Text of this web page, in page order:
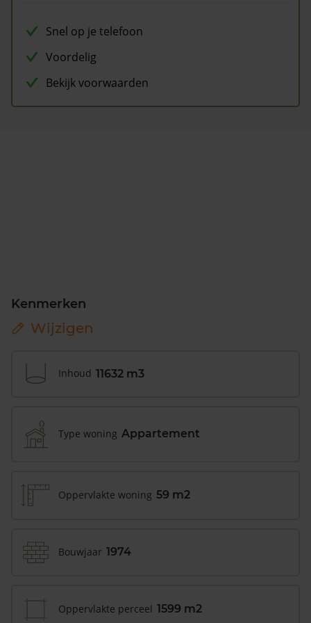
Snel op je telefoon
Voordelig
Bekijk voorwaarden
Kenmerken
Wijzigen
Inhoud 11632 m3
Type woning Appartement
Oppervlakte woning 59 m2
Bouwjaar 1974
Oppervlakte perceel 1599 m2